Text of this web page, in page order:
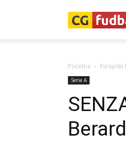
Početna Evropski
Seria A